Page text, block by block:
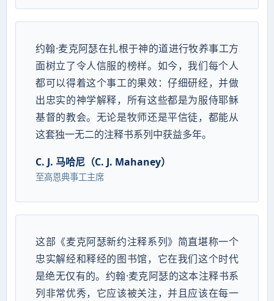
约翰·麦克阿瑟在扎根于神的道进行牧养事工方
面树立了令人信服的榜样。如今，我们每个人
都可以得着这个事工的果效：仔细研经，并做
出忠实的神学解释，所有这些都是为服侍耶稣
基督的教会。无论是牧师还是平信徒，都能从
这套独一无二的注释书系列中获益多年。
C. J. 马哈尼（C. J. Mahaney）
至高恩典事工主席
这部《麦克阿瑟新约注释系列》简直堪称一个
忠实解经和释经的图书馆，它在我们这个时代
是绝无仅有的。约翰·麦克阿瑟的这本注释书系
列非常优秀，它应该被关注，并且应该在每一